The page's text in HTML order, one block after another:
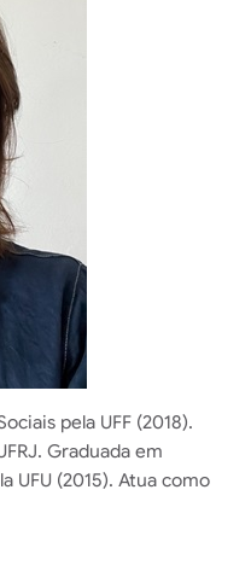
pela UFF (2018).
Graduada em
UFU (2015). Atua como